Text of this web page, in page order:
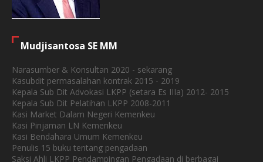
Mudjisantosa SE MM
Narasumber & Konsultan 2020 - sekarang
Kasubdit permasalahan kontrak 2015 - 2019
Kepala Sub Dit Advokasi LKPP (setara Es IIIa) 2012- 2015
Kepala Sub Dit Pelatihan LKPP 2008-2011
Kasi Market Dalam Negeri Kemenkeu
Kasi Pinjaman LN Kemenkeu
Kasi Bendahara Umum Kemenkeu
Penulis 15 buku tentang pengadaan
Saksi Ahli LKPP Pendampingan Pengadaan di berbagai